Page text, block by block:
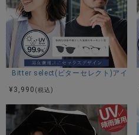
Bitter select(ビターセレクト)アイブ
¥ 3,990 (税込)